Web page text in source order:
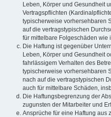
Leben, Körper und Gesundheit
Vertragspflichten
typischerweise vorhersehbaren
auf die vertragstypischen
für mittelbare Folgeschäden wie
Die Haftung ist gegenüber
Leben, Körper und Gesundheit
fahrlässigem Verhalten des
typischerweise vorhersehbaren
nach auf die vertragstypischen
auch für mittelbare Schäden,
Die Haftungsbegrenzung der
zugunsten der Mitarbeiter und
Ansprüche für eine Haftung aus